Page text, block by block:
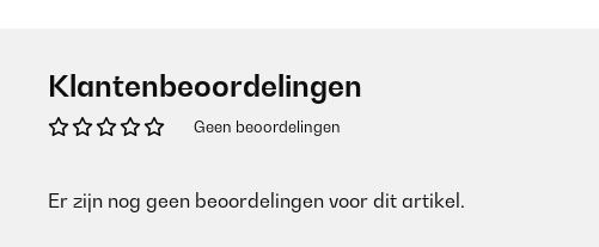
Klantenbeoordelingen
Geen beoordelingen
Er zijn nog geen beoordelingen voor dit artikel.